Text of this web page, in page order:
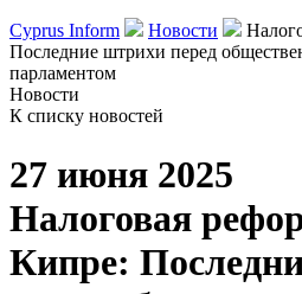
Cyprus Inform Новости
Последние штрихи перед
парламентом
Новости
К списку новостей
27 июня 2025
Налоговая
Кипре: